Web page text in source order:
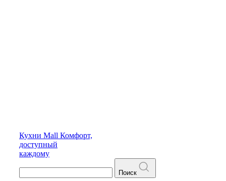
Кухни Mall Комфорт,
доступный
каждому
Поиск